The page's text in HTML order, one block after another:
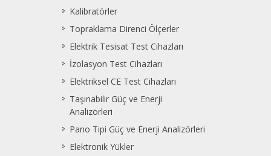
Kalibratörler
Topraklama Direnci Ölçerler
Elektrik Tesisat Test Cihazları
İzolasyon Test Cihazları
Elektriksel CE Test Cihazları
Taşınabilir Güç ve Enerji
Analizörleri
Pano Tipi Güç ve Enerji Analizörleri
Elektronik Yükler